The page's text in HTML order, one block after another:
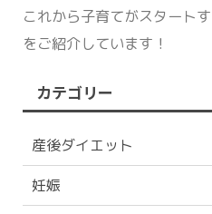
これから子育てがスタート
をご紹介しています！
カテゴリー
産後ダイエット
妊娠